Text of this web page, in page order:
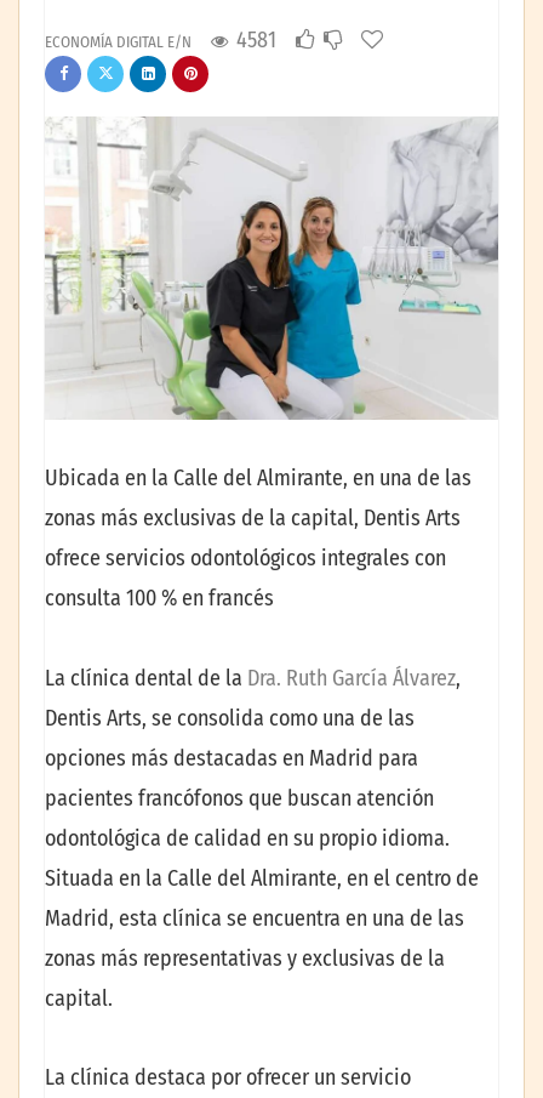
ECONOMÍA DIGITAL E/N 4581
Ubicada en la Calle del Almirante, en una de las
zonas más exclusivas de la capital, Dentis Arts
ofrece servicios odontológicos integrales con
consulta 100 % en francés
La clínica dental de la Dra. Ruth García Álvarez,
Dentis Arts, se consolida como una de las
opciones más destacadas en Madrid para
pacientes francófonos que buscan atención
odontológica de calidad en su propio idioma.
Situada en la Calle del Almirante, en el centro de
Madrid, esta clínica se encuentra en una de las
zonas más representativas y exclusivas de la
capital.
La clínica destaca por ofrecer un servicio